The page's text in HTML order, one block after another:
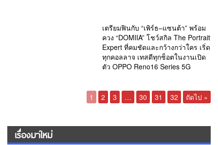
เตรียมฟินกับ “เพิร์ธ–แซนต้า” พร้อม
ควง “DOMIIA” โชว์สกิล The Portrait
Expert ที่คมชัดและกว้างกว่าใคร เริ่ด
ทุกคอลลาจ เทสดีทุกช็อตในงานเปิด
ตัว OPPO Reno16 Series 5G
1 2 3 … 30 31 32 ถัดไป »
เรื่องมาใหม่